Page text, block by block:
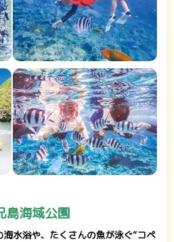
島海域公園
水浴や、たくさんの魚が泳ぐ“コペ